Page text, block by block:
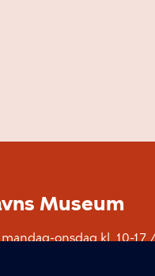
Museum
onsdag kl. 10-17